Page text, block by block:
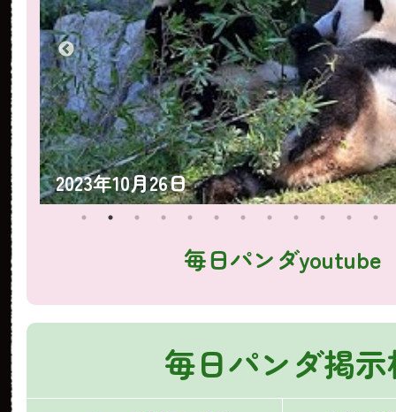
2023年10月25日
毎日パンダyoutube
毎日パンダ掲